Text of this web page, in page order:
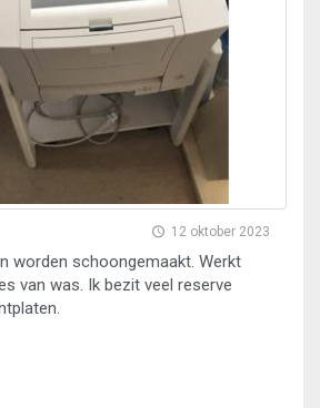
12 oktober 2023
worden schoongemaakt. Werkt
van was. Ik bezit veel reserve